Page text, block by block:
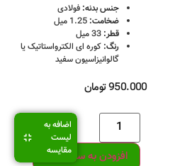
جنس بدنه: فولادی
ضخامت: 1.25 میل
قطر: 33 میل
رنگ: کوره ای الکترواستاتیک یا
گالوانیزاسیون سفید
950.000تومان
افزودن به سبد خرید
اضافه به
لیست
مقایسه